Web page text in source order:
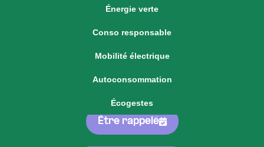
Énergie verte
Conso responsable
Mobilité électrique
Autoconsommation
Écogestes
Voir notre offre d'énergie fixe
05 54 65 62 00
Être rappelé